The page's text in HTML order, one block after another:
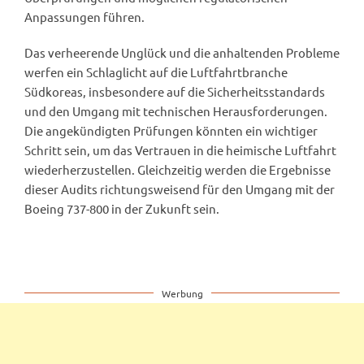
Anpassungen führen.
Das verheerende Unglück und die anhaltenden Probleme
werfen ein Schlaglicht auf die Luftfahrtbranche
Südkoreas, insbesondere auf die Sicherheitsstandards
und den Umgang mit technischen Herausforderungen.
Die angekündigten Prüfungen könnten ein wichtiger
Schritt sein, um das Vertrauen in die heimische Luftfahrt
wiederherzustellen. Gleichzeitig werden die Ergebnisse
dieser Audits richtungsweisend für den Umgang mit der
Boeing 737-800 in der Zukunft sein.
Werbung